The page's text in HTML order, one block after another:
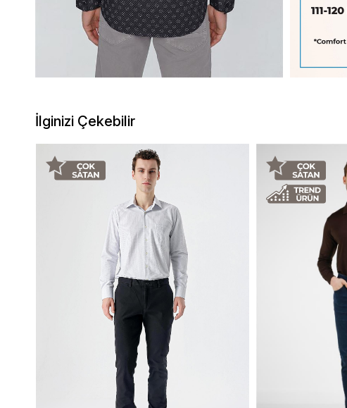
İlginizi Çekebilir